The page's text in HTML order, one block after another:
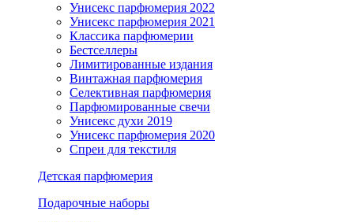
Унисекс парфюмерия 2022
Унисекс парфюмерия 2021
Классика парфюмерии
Бестселлеры
Лимитированные издания
Винтажная парфюмерия
Селективная парфюмерия
Парфюмированные свечи
Унисекс духи 2019
Унисекс парфюмерия 2020
Спреи для текстиля
Детская парфюмерия
Подарочные наборы